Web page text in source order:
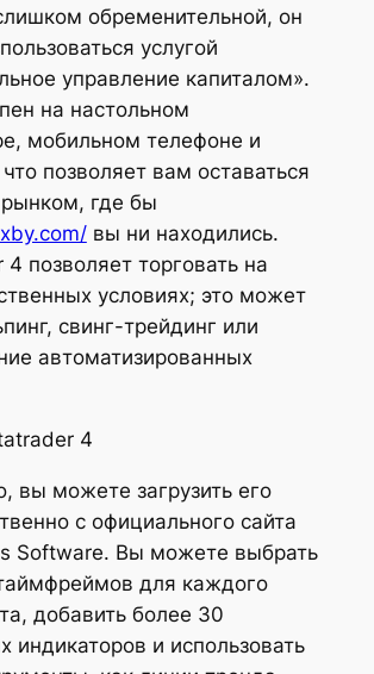
обременительной, он
услугой
управление капиталом».
на настольном
мобильном телефоне и
позволяет вам оставаться
рынком, где бы
вы ни находились.
4 позволяет торговать на
условиях; это может
свинг-трейдинг или
автоматизированных
вы можете загрузить его
с официального сайта
Software. Вы можете выбрать
для каждого
добавить более 30
индикаторов и использовать